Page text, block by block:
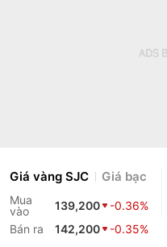
Giá vàng SJC Giá bạc
Mua
vào
139,200
-0.36%
Bán ra
142,200 -0.35%